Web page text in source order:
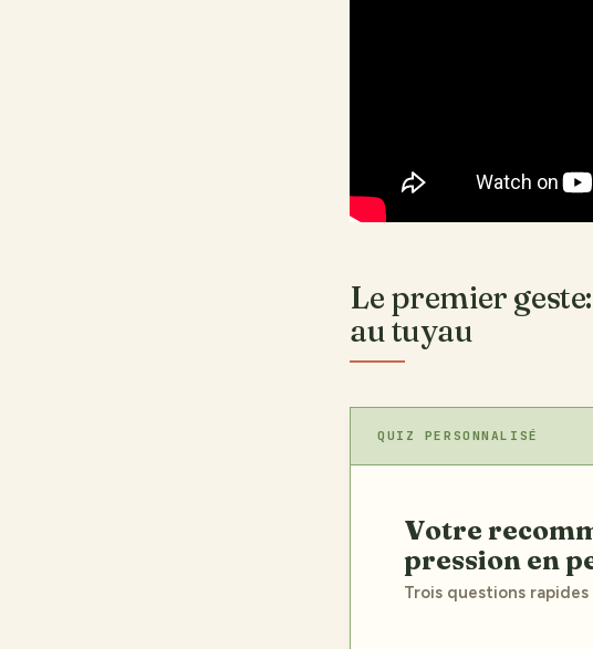
Le premier
au tuyau
QUIZ PERSONNALISÉ
Votre recommandation sur nettoyeur haute
pression en
Trois questions